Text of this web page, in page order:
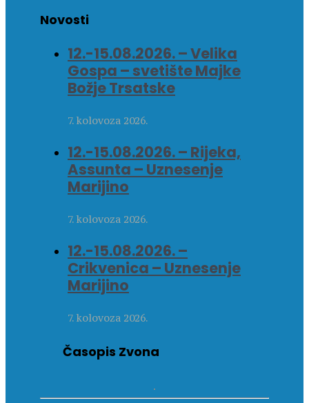
Novosti
12.-15.08.2026. – Velika
Gospa – svetište Majke
Božje Trsatske
7. kolovoza 2026.
12.-15.08.2026. – Rijeka,
Assunta – Uznesenje
Marijino
7. kolovoza 2026.
12.-15.08.2026. –
Crikvenica – Uznesenje
Marijino
7. kolovoza 2026.
Časopis Zvona